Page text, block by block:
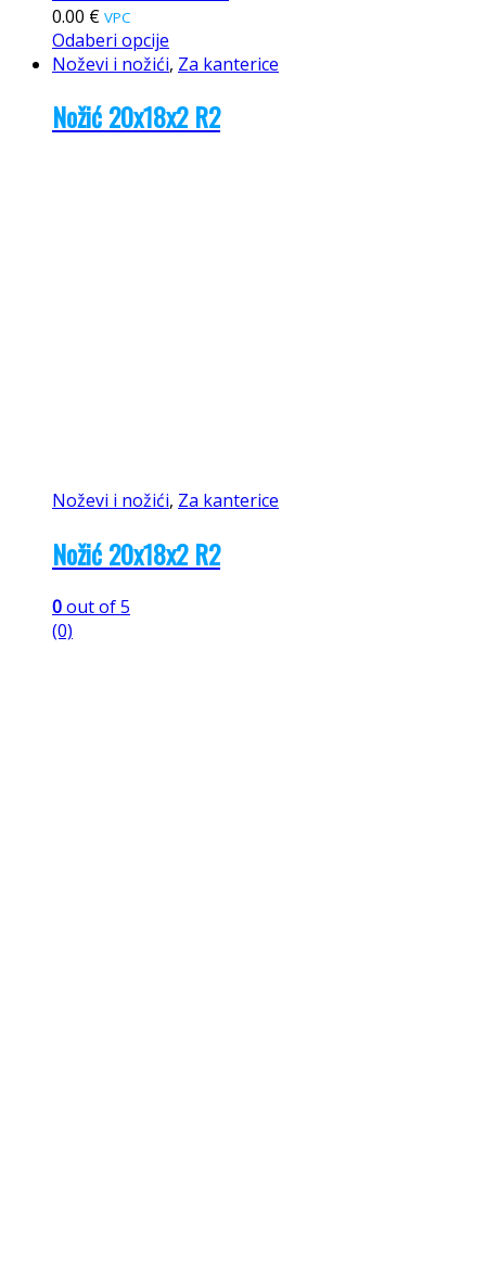
0.00 € VPC
Odaberi opcije
Noževi i nožići, Za kanterice
Nožić 20x18x2 R2
Noževi i nožići, Za kanterice
Nožić 20x18x2 R2
0out of 5
(0)